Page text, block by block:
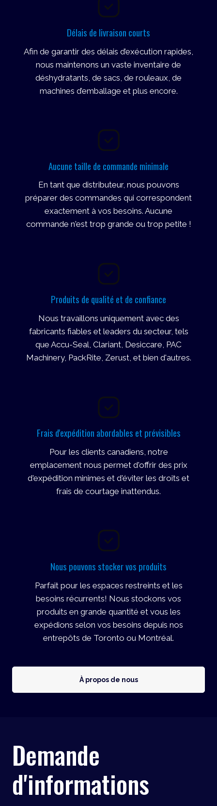
Délais de livraison courts
Afin de garantir des délais d’exécution rapides,
nous maintenons un vaste inventaire de
déshydratants, de sacs, de rouleaux, de
machines d’emballage et plus encore.
Aucune taille de commande minimale
En tant que distributeur, nous pouvons
préparer des commandes qui correspondent
exactement à vos besoins. Aucune
commande n'est trop grande ou trop petite !
Produits de qualité et de confiance
Nous travaillons uniquement avec des
fabricants fiables et leaders du secteur, tels
que Accu-Seal, Clariant, Desiccare, PAC
Machinery, PackRite, Zerust, et bien d'autres.
Frais d'expédition abordables et prévisibles
Pour les clients canadiens, notre
emplacement nous permet d'offrir des prix
d'expédition minimes et d'éviter les droits et
frais de courtage inattendus.
Nous pouvons stocker vos produits
Parfait pour les espaces restreints et les
besoins récurrents! Nous stockons vos
produits en grande quantité et vous les
expédions selon vos besoins depuis nos
entrepôts de Toronto ou Montréal.
À propos de nous
Demande
d'informations